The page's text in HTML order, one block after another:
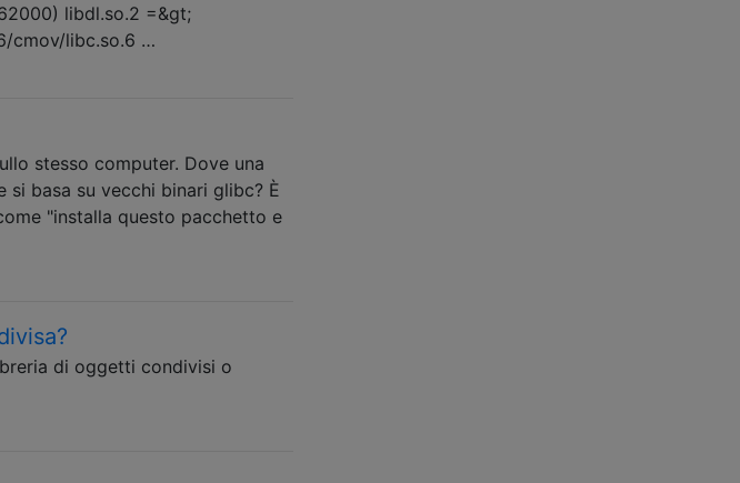
libdl.so.2 =&gt;
cmov/libc.so.6 …
stesso computer. Dove una
basa su vecchi binari glibc? È
"installa questo pacchetto e
di oggetti condivisi o